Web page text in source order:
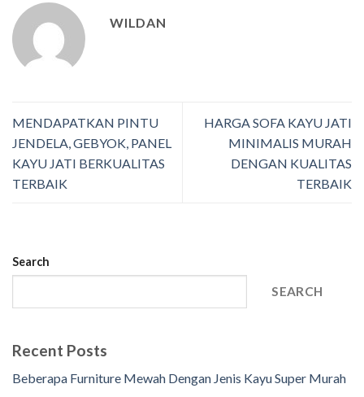
WILDAN
MENDAPATKAN PINTU
JENDELA, GEBYOK, PANEL
KAYU JATI BERKUALITAS
TERBAIK
HARGA SOFA KAYU JATI
MINIMALIS MURAH
DENGAN KUALITAS
TERBAIK
Search
SEARCH
Recent Posts
Beberapa Furniture Mewah Dengan Jenis Kayu Super Murah